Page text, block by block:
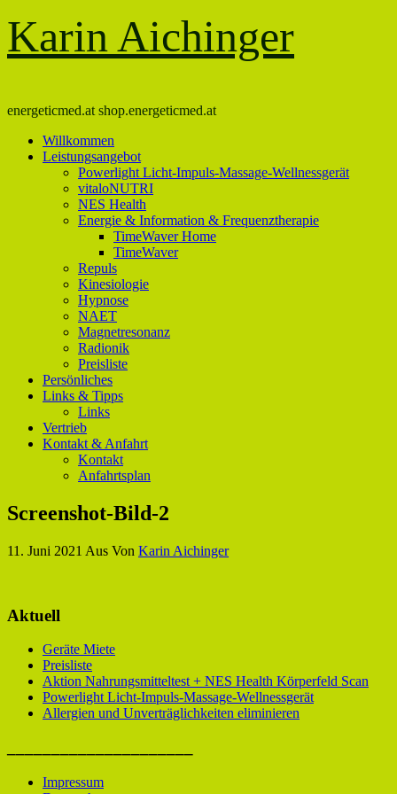
Karin Aichinger
energeticmed.at shop.energeticmed.at
Willkommen
Leistungsangebot
Powerlight Licht-Impuls-Massage-Wellnessgerät
vitaloNUTRI
NES Health
Energie & Information & Frequenztherapie
TimeWaver Home
TimeWaver
Repuls
Kinesiologie
Hypnose
NAET
Magnetresonanz
Radionik
Preisliste
Persönliches
Links & Tipps
Links
Vertrieb
Kontakt & Anfahrt
Kontakt
Anfahrtsplan
Screenshot-Bild-2
11. Juni 2021 Aus Von Karin Aichinger
Aktuell
Geräte Miete
Preisliste
Aktion Nahrungsmitteltest + NES Health Körperfeld Scan
Powerlight Licht-Impuls-Massage-Wellnessgerät
Allergien und Unverträglichkeiten eliminieren
Impressum